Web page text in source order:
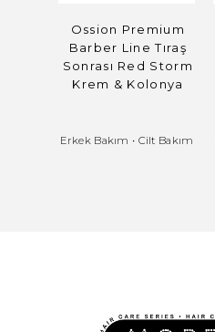
Ossion Premium
Barber Line Tıraş
Sonrası Red Storm
Krem & Kolonya
Erkek Bakım • Cilt Bakım